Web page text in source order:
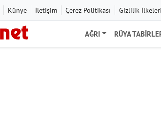
Künye İletişim Çerez Politikası Gizlilik İlkeleri
AĞRI RÜYA